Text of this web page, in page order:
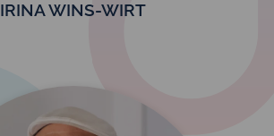
IRINA WINS-WIRT